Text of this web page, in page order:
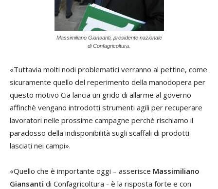
Massimiliano Giansanti, presidente nazionale
di Confagricoltura.
«Tuttavia molti nodi problematici verranno al pettine, come
sicuramente quello del reperimento della manodopera per
questo motivo Cia lancia un grido di allarme al governo
affinchè vengano introdotti strumenti agili per recuperare
lavoratori nelle prossime campagne perchè rischiamo il
paradosso della indisponibilità sugli scaffali di prodotti
lasciati nei campi».
«Quello che è importante oggi – asserisce Massimiliano
Giansanti di Confagricoltura - è la risposta forte e con